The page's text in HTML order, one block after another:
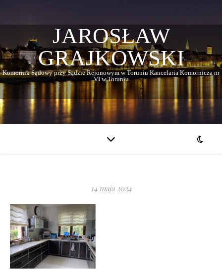
JAROSŁAW
GRAJKOWSKI
Komornik Sądowy przy Sądzie Rejonowym w Toruniu Kancelaria Komornicza nr
VI w Toruniu
14 maja 2024